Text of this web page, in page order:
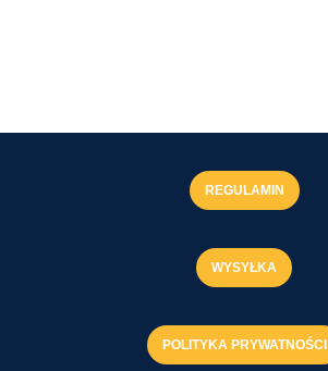
REGULAMIN
WYSYŁKA
POLITYKA PRYWATNOŚCI